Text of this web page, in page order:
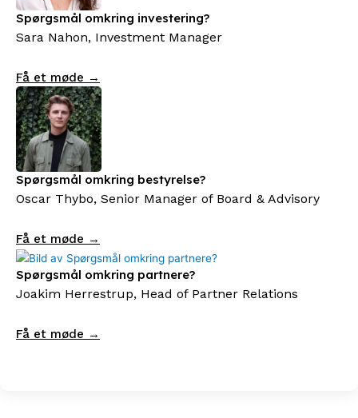
Spørgsmål omkring investering?
Sara Nahon, Investment Manager
Få et møde →
Spørgsmål omkring bestyrelse?
Oscar Thybo, Senior Manager of Board & Advisory
Få et møde →
Spørgsmål omkring partnere?
Joakim Herrestrup, Head of Partner Relations
Få et møde →